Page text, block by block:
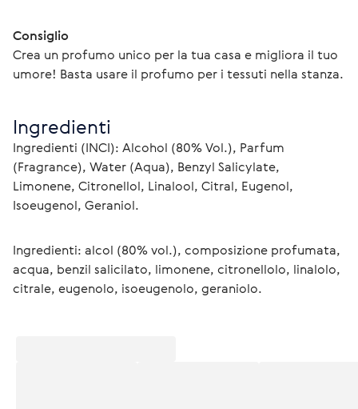
Consiglio
Crea un profumo unico per la tua casa e migliora il tuo
umore! Basta usare il profumo per i tessuti nella stanza.
Ingredienti
Ingredienti (INCI): Alcohol (80% Vol.), Parfum
(Fragrance), Water (Aqua), Benzyl Salicylate,
Limonene, Citronellol, Linalool, Citral, Eugenol,
Isoeugenol, Geraniol.
Ingredienti: alcol (80% vol.), composizione profumata,
acqua, benzil salicilato, limonene, citronellolo, linalolo,
citrale, eugenolo, isoeugenolo, geraniolo.